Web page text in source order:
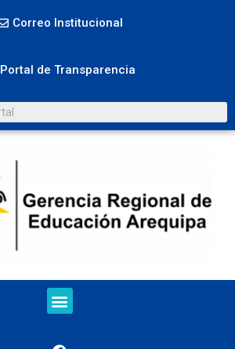
Correo Institucional
Portal de Transparencia